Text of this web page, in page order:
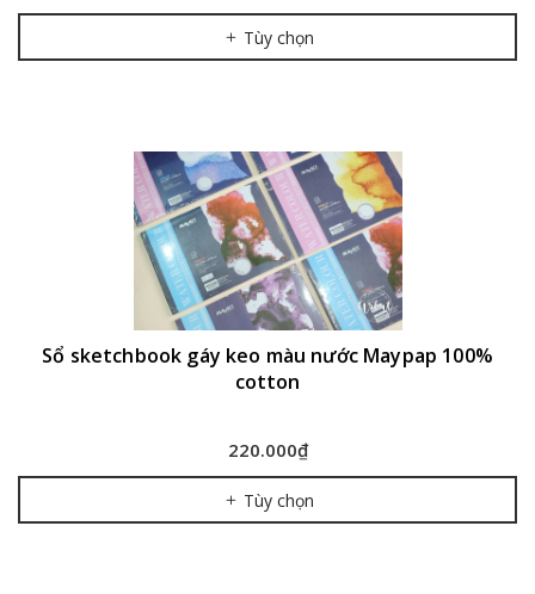
Tùy chọn
Sổ sketchbook gáy keo màu nước Maypap 100%
cotton
220.000₫
Tùy chọn